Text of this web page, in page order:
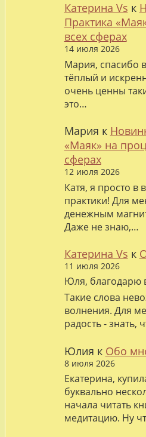
Катерина Vs к
Практика
всех сферах
14 июля 2026
Мария, спасибо
тёплый и
очень ценны
это…
Мария к
«Маяк» на
сферах
12 июля 2026
Катя, я просто в
практики! Для
денежным
Даже не знаю,…
Катерина Vs к
11 июля 2026
Юля, благодарю
Такие слова
волнения. Для
радость - знать,
Юлия к Обо
8 июля 2026
Екатерина,
буквально
начала читать
медитацию. Ну